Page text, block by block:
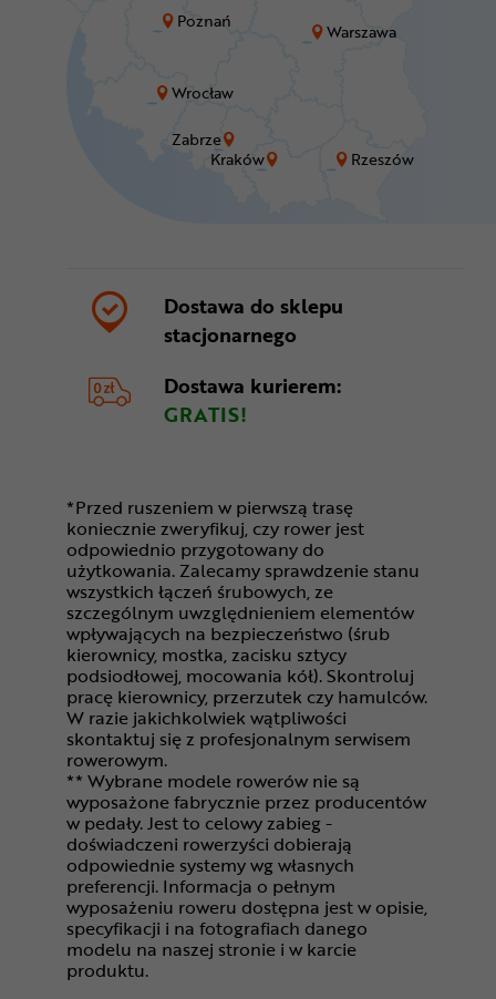
Kraków
Poznań
Rzeszów
Warszawa
Wrocław
Zabrze
Dostawa do sklepu
stacjonarnego
Dostawa kurierem:
GRATIS!
*Przed ruszeniem w pierwszą trasę
koniecznie zweryfikuj, czy rower jest
odpowiednio przygotowany do
użytkowania. Zalecamy sprawdzenie stanu
wszystkich łączeń śrubowych, ze
szczególnym uwzględnieniem elementów
wpływających na bezpieczeństwo (śrub
kierownicy, mostka, zacisku sztycy
podsiodłowej, mocowania kół). Skontroluj
pracę kierownicy, przerzutek czy hamulców.
W razie jakichkolwiek wątpliwości
skontaktuj się z profesjonalnym serwisem
rowerowym.
** Wybrane modele rowerów nie są
wyposażone fabrycznie przez producentów
w pedały. Jest to celowy zabieg -
doświadczeni rowerzyści dobierają
odpowiednie systemy wg własnych
preferencji. Informacja o pełnym
wyposażeniu roweru dostępna jest w opisie,
specyfikacji i na fotografiach danego
modelu na naszej stronie i w karcie
produktu.